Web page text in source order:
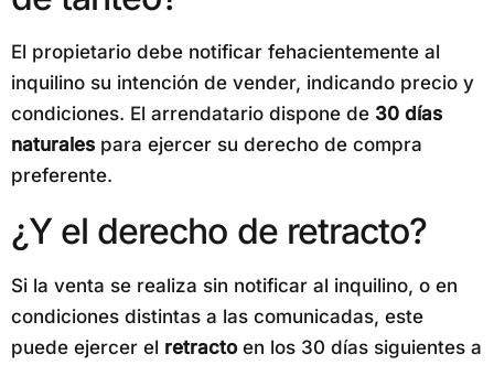
El propietario debe notificar fehacientemente al
inquilino su intención de vender, indicando precio y
condiciones. El arrendatario dispone de 30 días
naturales para ejercer su derecho de compra
preferente.
¿Y el derecho de retracto?
Si la venta se realiza sin notificar al inquilino, o en
condiciones distintas a las comunicadas, este
puede ejercer el retractoen los 30 días siguientes a